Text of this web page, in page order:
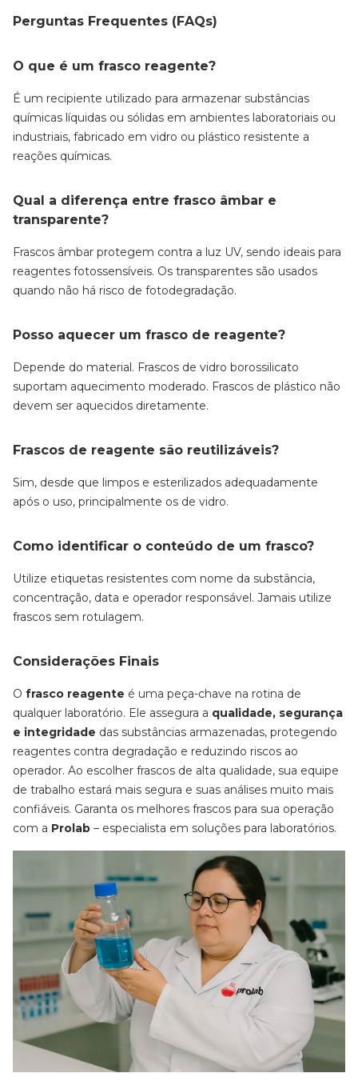
Perguntas Frequentes (FAQs)
O que é um frasco reagente?
É um recipiente utilizado para armazenar substâncias
químicas líquidas ou sólidas em ambientes laboratoriais ou
industriais, fabricado em vidro ou plástico resistente a
reações químicas.
Qual a diferença entre frasco âmbar e
transparente?
Frascos âmbar protegem contra a luz UV, sendo ideais para
reagentes fotossensíveis. Os transparentes são usados
quando não há risco de fotodegradação.
Posso aquecer um frasco de reagente?
Depende do material. Frascos de vidro borossilicato
suportam aquecimento moderado. Frascos de plástico não
devem ser aquecidos diretamente.
Frascos de reagente são reutilizáveis?
Sim, desde que limpos e esterilizados adequadamente
após o uso, principalmente os de vidro.
Como identificar o conteúdo de um frasco?
Utilize etiquetas resistentes com nome da substância,
concentração, data e operador responsável. Jamais utilize
frascos sem rotulagem.
Considerações Finais
O frasco reagente é uma peça-chave na rotina de
qualquer laboratório. Ele assegura a qualidade, segurança
e integridade das substâncias armazenadas, protegendo
reagentes contra degradação e reduzindo riscos ao
operador. Ao escolher frascos de alta qualidade, sua equipe
de trabalho estará mais segura e suas análises muito mais
confiáveis. Garanta os melhores frascos para sua operação
com a Prolab – especialista em soluções para laboratórios.